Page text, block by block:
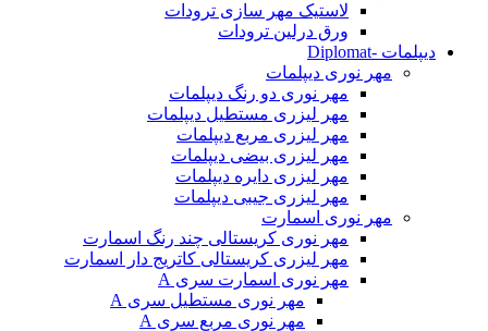
لاستیک مهر سازی ترودات
ورق درلین ترودات
دیپلمات -Diplomat
مهر نوری دیپلمات
مهر نوری دو رنگ دیپلمات
مهر لیزری مستطیل دیپلمات
مهر لیزری مربع دیپلمات
مهر لیزری بیضی دیپلمات
مهر لیزری دایره دیپلمات
مهر لیزری جیبی دیپلمات
مهر نوری اسمارت
مهر نوری کریستالی چند رنگ اسمارت
مهر لیزری کریستالی کاتریج دار اسمارت
مهر نوری اسمارت سری A
مهر نوری مستطیل سری A
مهر نوری مربع سری A